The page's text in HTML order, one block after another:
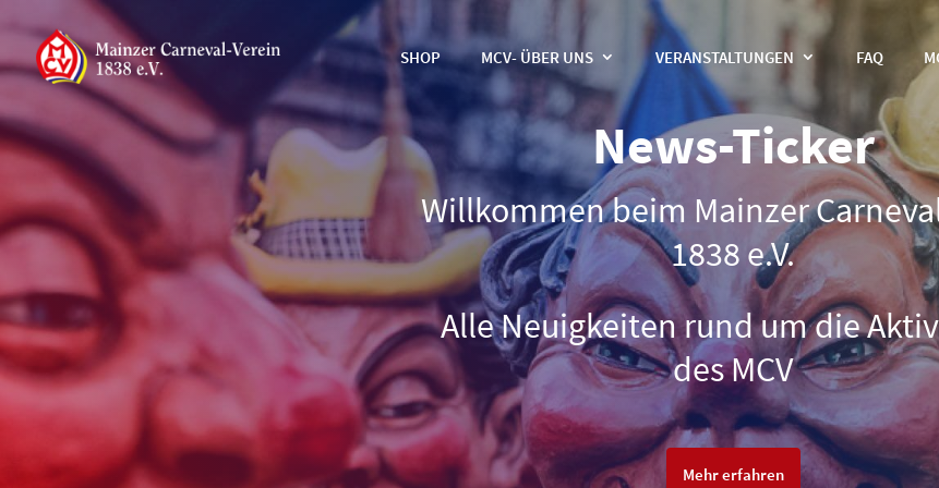
SHOP MCV- ÜBER UNS VERANSTALTUNGEN FAQ
News-Ticker
Willkommen beim Mainzer
1838 e.V.
Alle Neuigkeiten rund um die
des MCV
Mehr erfahren